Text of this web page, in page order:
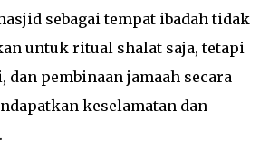
sebagai tempat ibadah tidak
untuk ritual shalat saja, tetapi
dan pembinaan jamaah secara
keselamatan dan